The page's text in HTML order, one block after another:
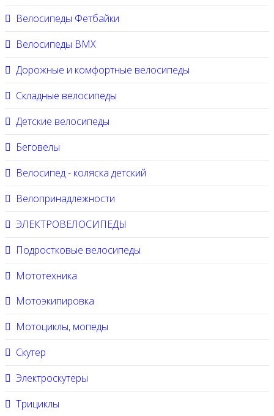
Велосипеды Фетбайки
Велосипеды BMX
Дорожные и комфортные велосипеды
Складные велосипеды
Детские велосипеды
Беговелы
Велосипед - коляска детский
Велопринадлежности
ЭЛЕКТРОВЕЛОСИПЕДЫ
Подростковые велосипеды
Мототехника
Мотоэкипировка
Мотоциклы, мопеды
Скутер
Электроскутеры
Трициклы